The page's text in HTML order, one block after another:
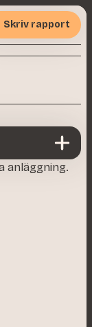
Skriv rapport
anläggning.